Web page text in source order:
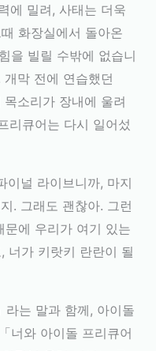
에 밀려, 사태는 더욱
화장실에서 돌아온
을 빌릴 수밖에 없습니
막 전에 연습했던
목소리가 장내에 울려
리큐어는 다시 일어섰
이널 라이브니까, 마지
. 그래도 괜찮아. 그런
문에 우리가 여기 있는
너가 키랏키 란란이 될
라는 말과 함께, 아이돌
너와 아이돌 프리큐어